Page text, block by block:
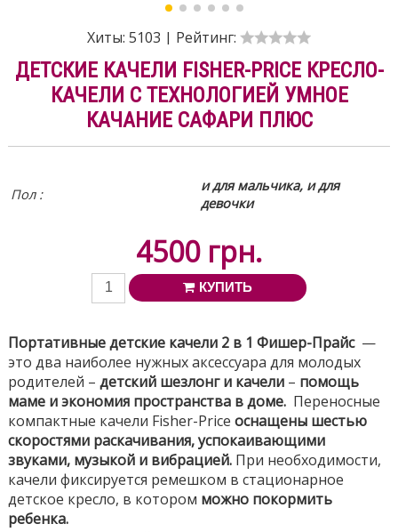
Хиты: 5103 | Рейтинг:
ДЕТСКИЕ КАЧЕЛИ FISHER-PRICE КРЕСЛО-
КАЧЕЛИ С ТЕХНОЛОГИЕЙ УМНОЕ
КАЧАНИЕ САФАРИ ПЛЮС
Пол :
и для мальчика, и для
девочки
4500 грн.
КУПИТЬ
Портативные детские качели 2 в 1 Фишер-Прайс —
это два наиболее нужных аксессуара для молодых
родителей – детский шезлонг и качели– помощь
маме и экономия пространства в доме.Переносные
компактные качели Fisher-Price оснащены шестью
скоростями раскачивания, успокаивающими
звуками, музыкой и вибрацией.При необходимости,
качели фиксируется ремешком в стационарное
детское кресло, в котором можно покормить
ребенка.